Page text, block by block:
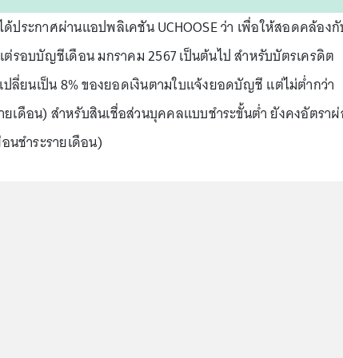
ประกาศผ่านแอปพลิเคชัน UCHOOSE ว่า เพื่อให้สอดคล้อง
รอบบัญชีเดือน มกราคม 2567 เป็นต้นไป สำหรับบัตรเครดิต
ลี่ยนเป็น 8% ของยอดเงินตามใบแจ้งยอดบัญชี แต่ไม่ต่ำกว่า
ยเดือน) สำหรับสินเชื่อส่วนบุคคลแบบชำระขั้นต่ำ ยังคงอัตรา
นชำระรายเดือน)